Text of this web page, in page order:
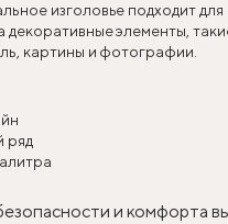
изголовье подходит для
декоративные элементы,
картины и фотографии.
ряд
и комфорта